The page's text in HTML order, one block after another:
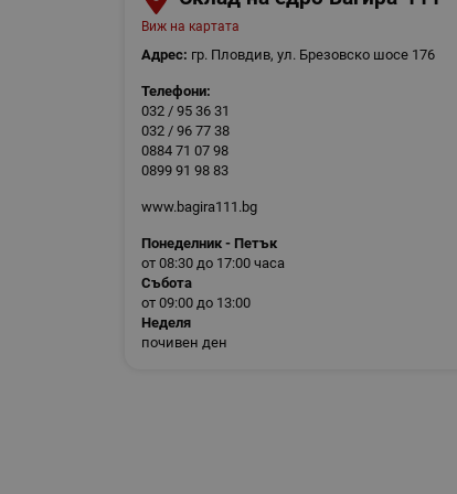
Виж на картата
Адрес: гр. Пловдив, ул. Брезовско шосе 176
Телефони:
032 / 95 36 31
032 / 96 77 38
0884 71 07 98
0899 91 98 83
www.bagira111.bg
Понеделник - Петък
от 08:30 до 17:00 часа
Събота
от 09:00 до 13:00
Неделя
почивен ден